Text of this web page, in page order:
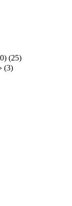
(25)
(3)